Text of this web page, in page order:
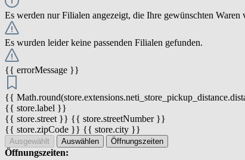
Es werden nur Filialen angezeigt, die Ihre gewünschten Waren
Es wurden leider keine passenden Filialen gefunden.
{{ errorMessage }}
{{
{{ store.label }}
{{ store.street }} {{ store.streetNumber }}
{{ store.zipCode }} {{ store.city }}
Ausgewählt Auswählen Öffnungszeiten
Öffnungszeiten: